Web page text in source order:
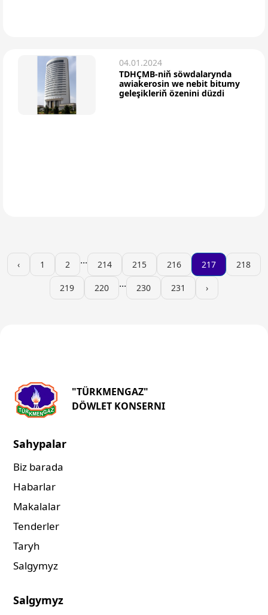
04.01.2024
TDHÇMB-niň söwdalarynda
awiakerosin we nebit bitumy
geleşikleriň özenini düzdi
‹ 1 2 ... 214 215 216 217 218
219 220 ... 230 231 ›
"TÜRKMENGAZ"
DÖWLET KONSERNI
Sahypalar
Biz barada
Habarlar
Makalalar
Tenderler
Taryh
Salgymyz
Salgymyz